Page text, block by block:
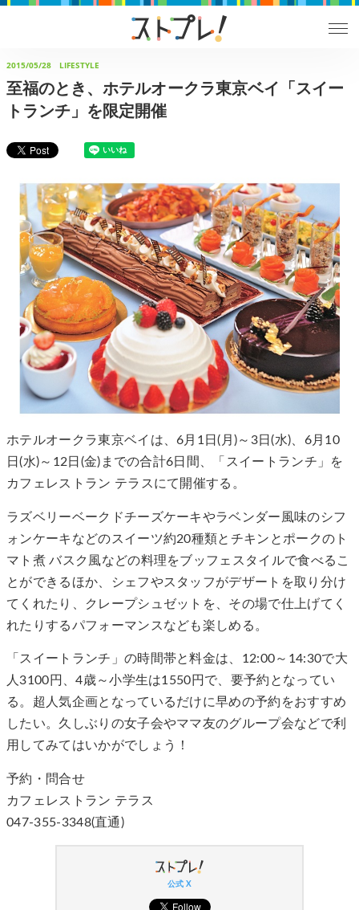
2015/05/28 LIFESTYLE
至福のとき、ホテルオークラ東京ベイ「スイー
トランチ」を限定開催
ホテルオークラ東京ベイは、6月1日(月)～3日(水)、6月10
日(水)～12日(金)までの合計6日間、「スイートランチ」を
カフェレストラン テラスにて開催する。
ラズベリーベークドチーズケーキやラベンダー風味のシフ
ォンケーキなどのスイーツ約20種類とチキンとポークのト
マト煮 バスク風などの料理をブッフェスタイルで食べるこ
とができるほか、シェフやスタッフがデザートを取り分け
てくれたり、クレープシュゼットを、その場で仕上げてく
れたりするパフォーマンスなども楽しめる。
「スイートランチ」の時間帯と料金は、12:00～14:30で大
人3100円、4歳～小学生は1550円で、要予約となってい
る。超人気企画となっているだけに早めの予約をおすすめ
したい。久しぶりの女子会やママ友のグループ会などで利
用してみてはいかがでしょう！
予約・問合せ
カフェレストラン テラス
047-355-3348(直通)
公式 X